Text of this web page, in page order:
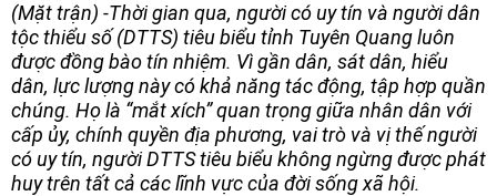
(Mặt trận) -Thời gian qua, người có uy tín và người dân
tộc thiểu số (DTTS) tiêu biểu tỉnh Tuyên Quang luôn
được đồng bào tín nhiệm. Vì gần dân, sát dân, hiểu
dân, lực lượng này có khả năng tác động, tập hợp quần
chúng. Họ là “mắt xích” quan trọng giữa nhân dân với
cấp ủy, chính quyền địa phương, vai trò và vị thế người
có uy tín, người DTTS tiêu biểu không ngừng được phát
huy trên tất cả các lĩnh vực của đời sống xã hội.